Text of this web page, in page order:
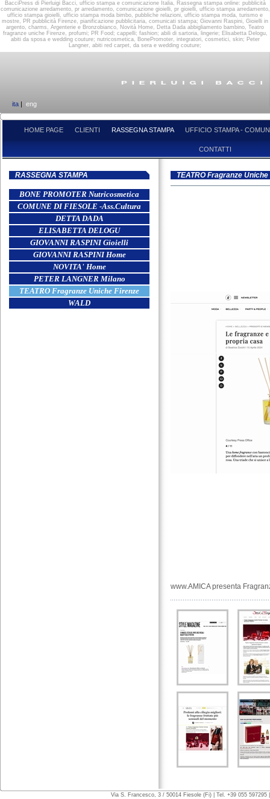
BacciPress di Pierluigi Bacci, ufficio stampa e comunicazione Italia, Rassegna stampa online: pubblicità
comunicazione arredamento, pr arredamento, comunicazione gioielli, pr gioielli, ufficio stampa arredamento,
ufficio stampa gioielli, ufficio stampa moda bimbo, pubbliche relazioni, ufficio stampa moda, turismo e
mostre, PR pubblicità Firenze, pianificazione pubblicitaria, comunicati stampa; Giovanni Raspini, Gioielli in
argento, charms, Argenterie e Bronzobianco, Novità Home, Detta Dada abbigliamento bambino, Teatro
fragranze uniche Firenze, profumi; PR Food; cappelli; fashion; abili di sartoria, lingerie; Elisabetta Delogu,
abiti da sposa e wedding couture; nutricosmetica, BonePromoter, integratori, cosmetici, skin; Peter
Langner, abiti red carpet, da sera e wedding couture;
ita | eng
HOME PAGE CLIENTI RASSEGNA STAMPA UFFICIO STAMPA -
CONTATTI
RASSEGNA STAMPA
BONE PROMOTER Nutricosmetica
COMUNE DI FIESOLE -Ass.Cultura
DETTA DADA
ELISABETTA DELOGU
GIOVANNI RASPINI Gioielli
GIOVANNI RASPINI Home
NOVITA' Home
PETER LANGNER Milano
TEATRO Fragranze Uniche Firenze
WALD
TEATRO Fragranze
www.AMICA presenta
Via S. Francesco, 3 / 50014 Fiesole (Fi) | Tel. +39 055 597295